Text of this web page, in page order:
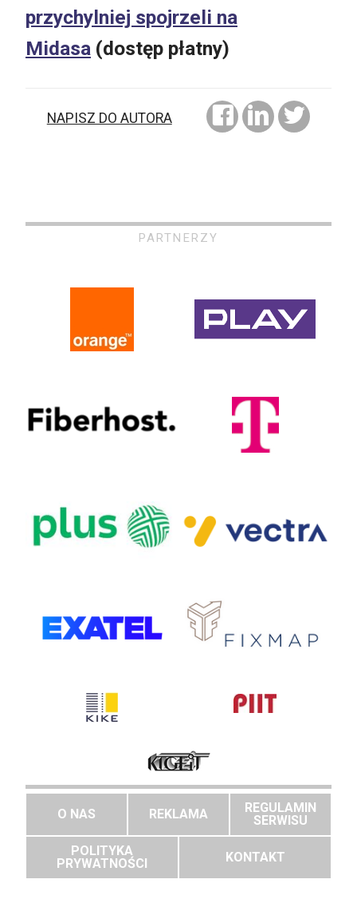
przychylniej spojrzeli na
Midasa (dostęp płatny)
NAPISZ DO AUTORA
PARTNERZY
O NAS REKLAMA
REGULAMIN
SERWISU
POLITYKA
PRYWATNOŚCI
KONTAKT